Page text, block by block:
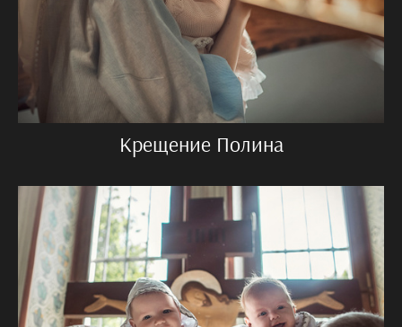
Крещение Полина